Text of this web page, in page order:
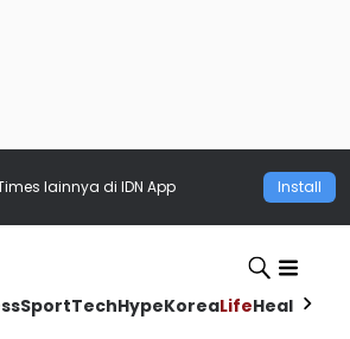
lainnya di IDN App Install
SportTechHypeKoreaLifeHealth